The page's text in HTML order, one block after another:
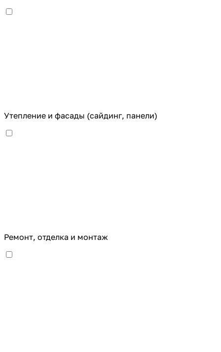
Утепление и фасады (сайдинг, панели)
Ремонт, отделка и монтаж